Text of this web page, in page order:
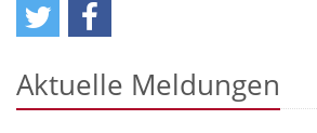
Aktuelle Meldungen